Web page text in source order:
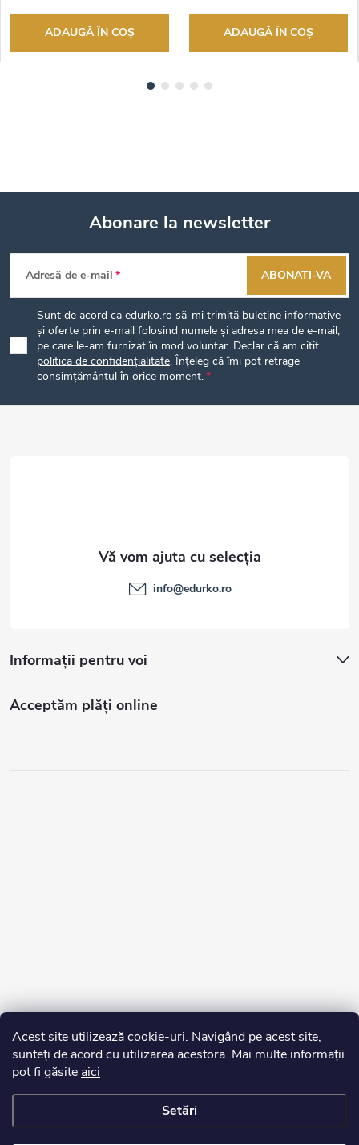
Acest site utilizează cookie-uri. Navigând pe acest site,
sunteți de acord cu utilizarea acestora. Mai multe informații
pot fi găsite aici
Setări
ADAUGĂ ÎN COŞ ADAUGĂ ÎN COŞ
S
u
b
o
Abonare la newsletter
Adresă de e-mail
Sunt de acord ca edurko.ro să-mi trimită buletine informative
și oferte prin e-mail folosind numele și adresa mea de e-mail,
pe care le-am furnizat în mod voluntar. Declar că am citit
politica de confidențialitate. Înțeleg că îmi pot retrage
consimțământul în orice moment.
ABONATI-VA
Informații pentru voi
Acceptăm plăţi online
info@edurko.ro